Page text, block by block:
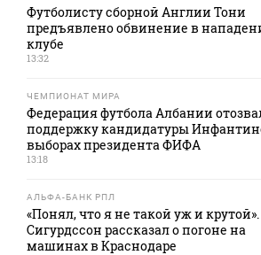
Футболисту сборной Англии Тони
предъявлено обвинение в
клубе
13:32
ЧЕМПИОНАТ МИРА
Федерация футбола Албании
поддержку кандидатуры
выборах президента ФИФА
13:18
АЛЬФА-БАНК РПЛ
«Понял, что я не такой уж и крутой».
Сигурдссон рассказал о погоне на
машинах в Краснодаре